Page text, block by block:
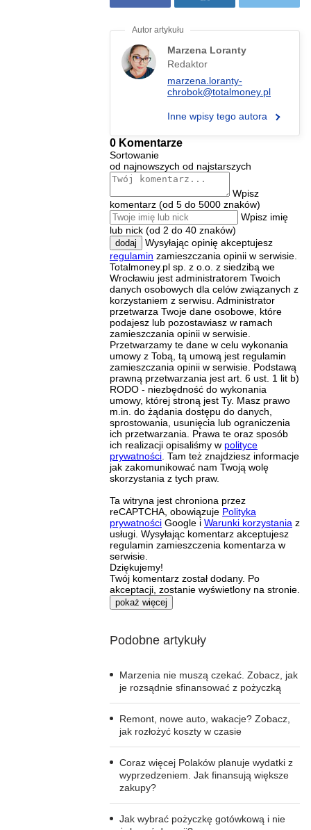
Marzena Loranty
Redaktor
marzena.loranty-
chrobok@totalmoney.pl
Inne wpisy tego autora
0 Komentarze
Sortowanie
od najnowszych od najstarszych
Wpisz
komentarz (od 5 do 5000 znaków)
Wpisz imię
lub nick (od 2 do 40 znaków)
dodaj
Wysyłając opinię akceptujesz
regulamin zamieszczania opinii w serwisie.
Totalmoney.pl sp. z o.o. z siedzibą we
Wrocławiu jest administratorem Twoich
danych osobowych dla celów związanych z
korzystaniem z serwisu. Administrator
przetwarza Twoje dane osobowe, które
podajesz lub pozostawiasz w ramach
zamieszczania opinii w serwisie.
Przetwarzamy te dane w celu wykonania
umowy z Tobą, tą umową jest regulamin
zamieszczania opinii w serwisie. Podstawą
prawną przetwarzania jest art. 6 ust. 1 lit b)
RODO - niezbędność do wykonania
umowy, której stroną jest Ty. Masz prawo
m.in. do żądania dostępu do danych,
sprostowania, usunięcia lub ograniczenia
ich przetwarzania. Prawa te oraz sposób
ich realizacji opisaliśmy w polityce
prywatności . Tam też znajdziesz informacje
jak zakomunikować nam Twoją wolę
skorzystania z tych praw.
Ta witryna jest chroniona przez
reCAPTCHA, obowiązuje Polityka
prywatności Google i Warunki korzystania z
usługi. Wysyłając komentarz akceptujesz
regulamin zamieszczenia komentarza w
serwisie.
Dziękujemy!
Twój komentarz został dodany. Po
akceptacji, zostanie wyświetlony na stronie.
pokaż więcej
Podobne artykuły
Marzenia nie muszą czekać. Zobacz, jak
je rozsądnie sfinansować z pożyczką
Remont, nowe auto, wakacje? Zobacz,
jak rozłożyć koszty w czasie
Coraz więcej Polaków planuje wydatki z
wyprzedzeniem. Jak finansują większe
zakupy?
Jak wybrać pożyczkę gotówkową i nie